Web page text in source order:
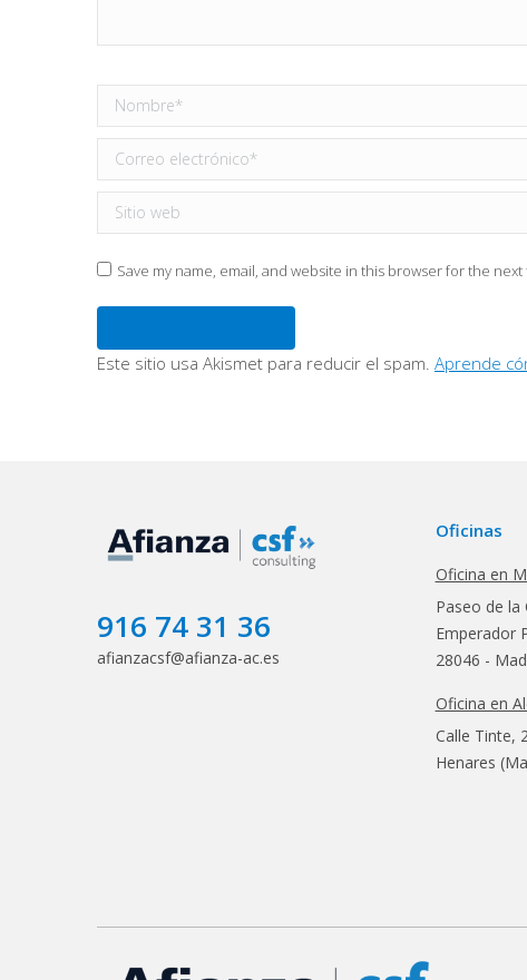
Nombre *
Correo electrónico *
Sitio web
Save my name, email, and website in this browser for the
Este sitio usa Akismet para reducir el spam. Aprende
916 74 31 36
afianzacsf@afianza-ac.es
Oficinas
Oficina en
Paseo de la
Emperador
28046 -
Oficina en
Calle Tinte,
Henares